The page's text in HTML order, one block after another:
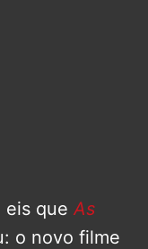
eis que As
o novo filme